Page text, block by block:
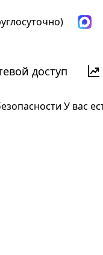
доступ
У вас